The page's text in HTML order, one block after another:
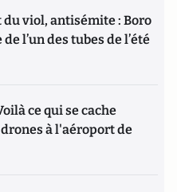
viol, antisémite : Boro
l’un des tubes de l’été
ce qui se cache
à l'aéroport de